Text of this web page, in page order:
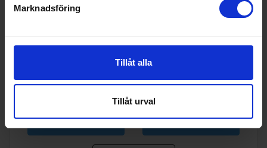
Marknadsföring
Tillåt alla
Tillåt urval
KÖP
- Slangförlängning
KÖP